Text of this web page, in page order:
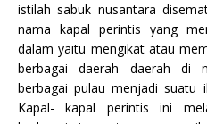
istilah sabuk nusantara
nama kapal perintis yang
dalam yaitu mengikat atau
berbagai daerah daerah di
berbagai pulau menjadi suatu
Kapal- kapal perintis ini